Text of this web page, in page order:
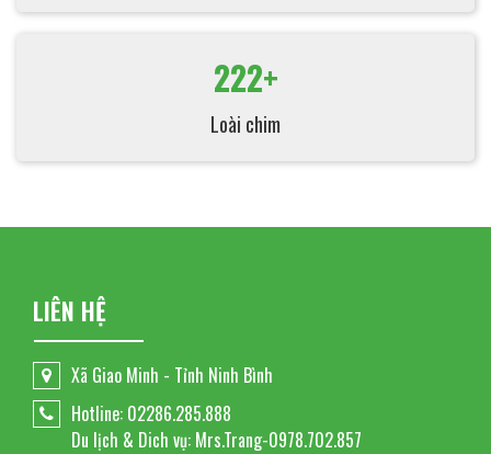
222+
Loài chim
LIÊN HỆ
Xã Giao Minh - Tỉnh Ninh Bình
Hotline: 02286.285.888
Du lịch & Dich vụ: Mrs.Trang-0978.702.857